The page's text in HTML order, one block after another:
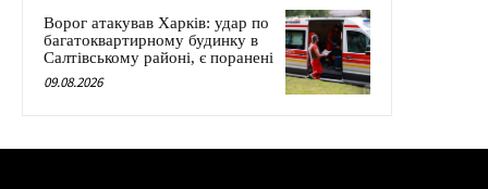
Ворог атакував Харків: удар по
багатоквартирному будинку в
Салтівському районі, є поранені
09.08.2026